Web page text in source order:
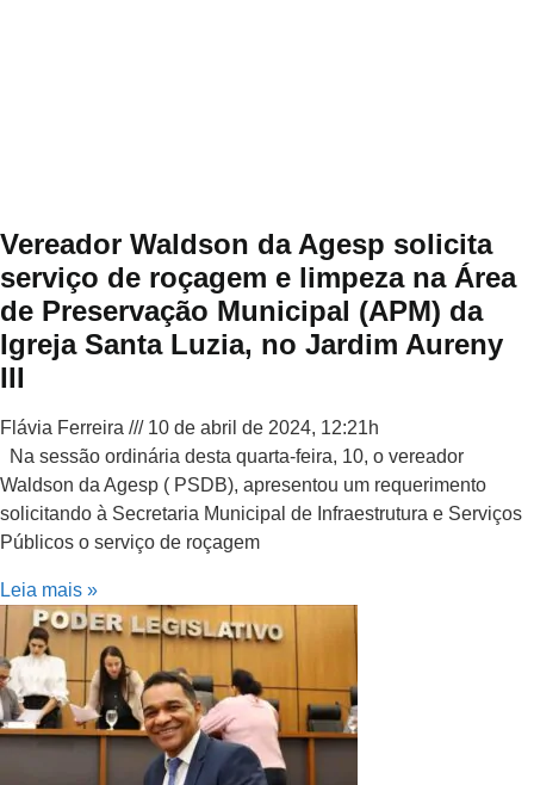
Vereador Waldson da Agesp solicita
serviço de roçagem e limpeza na Área
de Preservação Municipal (APM) da
Igreja Santa Luzia, no Jardim Aureny
III
Flávia Ferreira
10 de abril de 2024, 12:21h
Na sessão ordinária desta quarta-feira, 10, o vereador
Waldson da Agesp ( PSDB), apresentou um requerimento
solicitando à Secretaria Municipal de Infraestrutura e Serviços
Públicos o serviço de roçagem
Leia mais »